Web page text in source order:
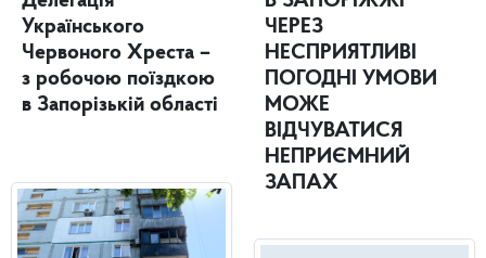
Українського
Червоного Хреста –
з робочою поїздкою
в Запорізькій області
ЧЕРЕЗ
НЕСПРИЯТЛИВІ
ПОГОДНІ УМОВИ
МОЖЕ
ВІДЧУВАТИСЯ
НЕПРИЄМНИЙ
ЗАПАХ